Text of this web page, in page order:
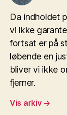
Da indholdet
vi ikke
fortsat er på
løbende en
bliver vi ikke
fjerner.
Vis arkiv →